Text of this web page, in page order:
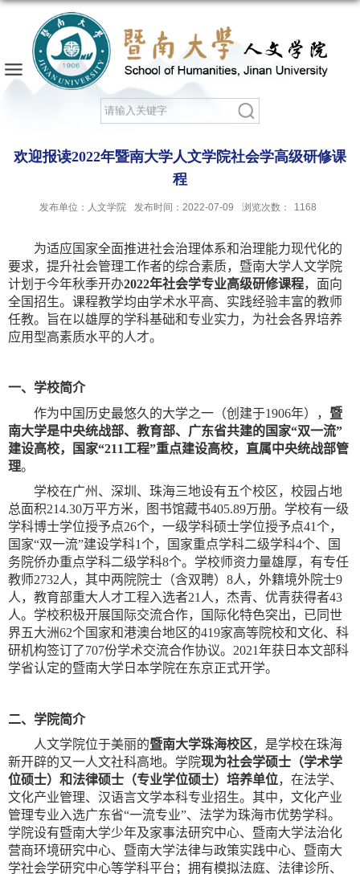
欢迎报读2022年暨南大学人文学院社会学高级研修课
程
发布单位：人文学院 发布时间：2022-07-09 浏览次数： 1168
为适应国家全面推进社会治理体系和治理能力现代化的
要求，提升社会管理工作者的综合素质，暨南大学人文学院
计划于今年秋季开办2022年社会学专业高级研修课程，面向
全国招生。课程教学均由学术水平高、实践经验丰富的教师
任教。旨在以雄厚的学科基础和专业实力，为社会各界培养
应用型高素质水平的人才。
一、学校简介
作为中国历史最悠久的大学之一（创建于1906年）， 暨
南大学是中央统战部、教育部、广东省共建的国家“双一流”
建设高校，国家“211工程”重点建设高校，直属中央统战部管
理。
学校在广州、深圳、珠海三地设有五个校区，校园占地
总面积214.30万平方米，图书馆藏书405.89万册。学校有一级
学科博士学位授予点26个，一级学科硕士学位授予点41个，
国家“双一流”建设学科1个，国家重点学科二级学科4个、国
务院侨办重点学科二级学科8个。学校师资力量雄厚，有专任
教师2732人，其中两院院士（含双聘） 8人，外籍境外院士9
人，教育部重大人才工程入选者21 人，杰青、优青获得者43
人。学校积极开展国际交流合作，国际化特色突出，已同世
界五大洲62个国家和港澳台地区的419家高等院校和文化、科
研机构签订了707份学术交流合作协议。 2021年获日本文部科
学省认定的暨南大学日本学院在东京正式开学。
二、学院简介
人文学院位于美丽的暨南大学珠海校区，是学校在珠海
新开辟的又一人文社科高地。学院现为社会学硕士（学术学
位硕士）和法律硕士（专业学位硕士）培养单位，在法学、
文化产业管理、汉语言文学本科专业招生。其中，文化产业
管理专业入选广东省“一流专业”、法学为珠海市优势学科。
学院设有暨南大学少年及家事法研究中心、暨南大学法治化
营商环境研究中心、暨南大学法律与政策实践中心、暨南大
学社会学研究中心等学科平台；拥有模拟法庭、法律诊所、